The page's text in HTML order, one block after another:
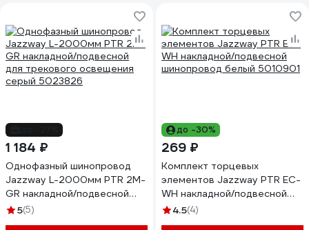
1 184 ₽
Однофазный шинопровод
Jazzway L-2000мм PTR 2M-
GR накладной/подвесной
для трекового освещения
5(5)
до -30%
269 ₽
Комплект торцевых
элементов Jazzway PTR EC-
WH накладной/подвесной
шинопровод белый 5010901
4.5(4)